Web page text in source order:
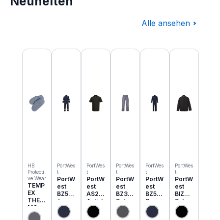
Alle ansehen
Produktgalerie überspringen
HB
Protecti
ve Wear
TEMP
EX
THER
MO
Einzie
PortWes
t
PortW
est
BZ50
6
Classi
c
PortWes
t
PortW
est
AS21
Antist
atik
ESD
PortWes
t
PortW
est
BZ31
Schw
eisser
Cargo
PortWes
t
PortW
est
BZ52
3
Bizwe
ld
PortWes
t
PortW
est
BIZ2
Schw
eisser
Jacke